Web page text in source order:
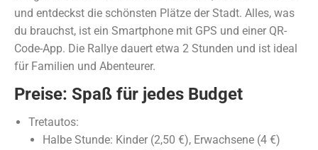
und entdeckst die schönsten Plätze der Stadt. Alles, was
du brauchst, ist ein Smartphone mit GPS und einer QR-
Code-App. Die Rallye dauert etwa 2 Stunden und ist ideal
für Familien und Abenteurer.
Preise: Spaß für jedes Budget
Tretautos:
Halbe Stunde: Kinder (2,50 €), Erwachsene (4 €)